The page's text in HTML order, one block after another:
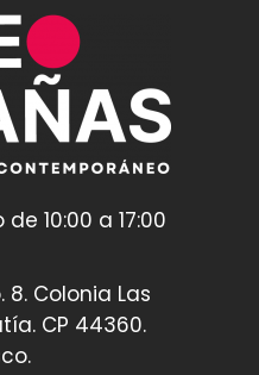
10:00 a 17:00
Colonia Las
CP 44360.